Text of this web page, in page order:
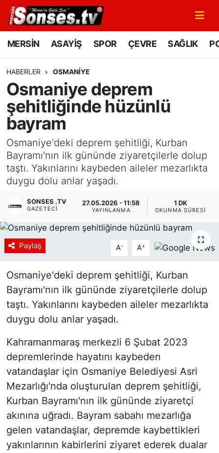
MERSİN ASAYİŞ SPOR ÇEVRE SAĞLIK
HABERLER OSMANIYE
Osmaniye deprem
şehitliğinde hüzünlü
bayram
Osmaniye'deki deprem şehitliği, Kurban
Bayramı'nın ilk gününde ziyaretçilerle dolup
taştı. Yakınlarını kaybeden aileler mezarlıkta
duygu dolu anlar yaşadı.
SONSES .TV
GAZETECI
27.05.2026 - 11:58
YAYINLANMA
1 DK
OKUNMA SÜRESI
Paylaş A- A+
Osmaniye'deki deprem şehitliği, Kurban
Bayramı'nın ilk gününde ziyaretçilerle dolup
taştı. Yakınlarını kaybeden aileler mezarlıkta
duygu dolu anlar yaşadı.
Kahramanmaraş merkezli 6 Şubat 2023
depremlerinde hayatını kaybeden
vatandaşlar için Osmaniye Belediyesi Asri
Mezarlığı'nda oluşturulan deprem şehitliği,
Kurban Bayramı'nın ilk gününde ziyaretçi
akınına uğradı. Bayram sabahı mezarlığa
gelen vatandaşlar, depremde kaybettikleri
yakınlarının kabirlerini ziyaret ederek dualar
MERSİN
SPOR
GÜNÜN MANŞETİ
DÜNYA
KÜLTÜR - SANAT
MAGAZİN
SAĞLIK
Siyaset
Haberde insan
Tanıtım
Mersin Nöbetçi Eczaneler
Mersin Namaz Vakitleri
Mersin Trafik Yoğunluk Haritası
Süper Lig Puan Durumu ve Fikstür
Tüm Manşetler
Son Dakika Haberleri
Haber Arşivi